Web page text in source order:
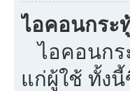
ไอคอนกระ
ไอคอนกร
แก่ผู้ใช้ ทั้ง